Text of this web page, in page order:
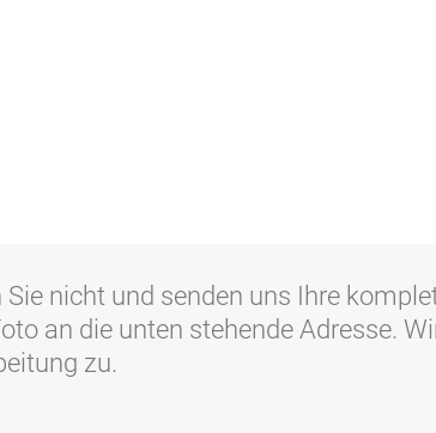
nicht und senden uns Ihre
an die unten stehende Adresse.
zu.